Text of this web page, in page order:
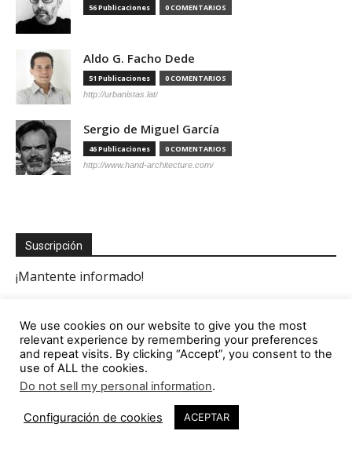
56 Publicaciones 0 COMENTARIOS
Aldo G. Facho Dede
51 Publicaciones 0 COMENTARIOS
http://urbanistas.lat/
Sergio de Miguel García
46 Publicaciones 0 COMENTARIOS
http://www.hand-architecture.com/
Suscripción
We use cookies on our website to give you the most
relevant experience by remembering your preferences
and repeat visits. By clicking “Accept”, you consent to the
use of ALL the cookies.
Do not sell my personal information.
Configuración de cookies ACEPTAR